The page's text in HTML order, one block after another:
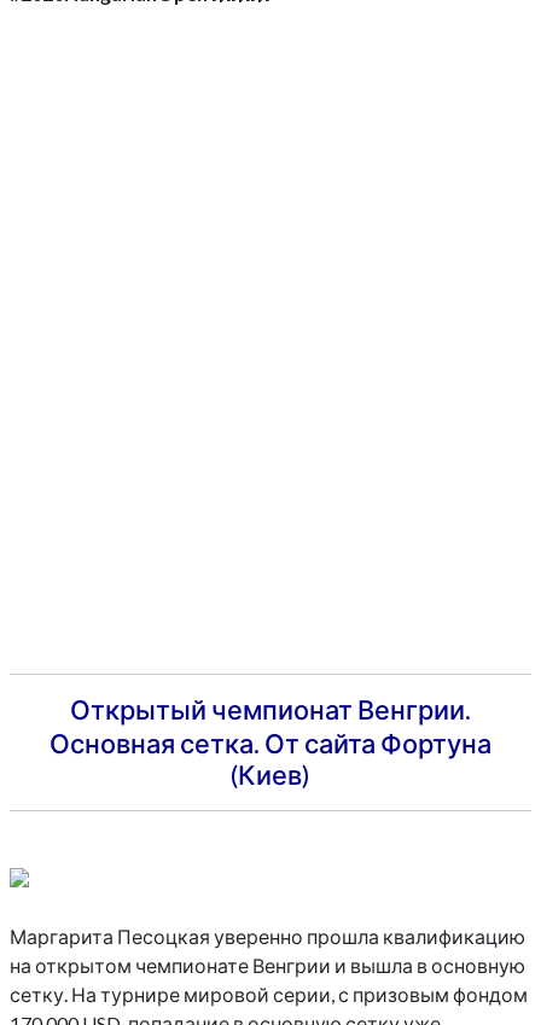
Открытый чемпионат Венгрии.
Основная сетка. От сайта Фортуна
(Киев)
Маргарита Песоцкая уверенно прошла квалификацию
на открытом чемпионате Венгрии и вышла в основную
сетку. На турнире мировой серии, с призовым фондом